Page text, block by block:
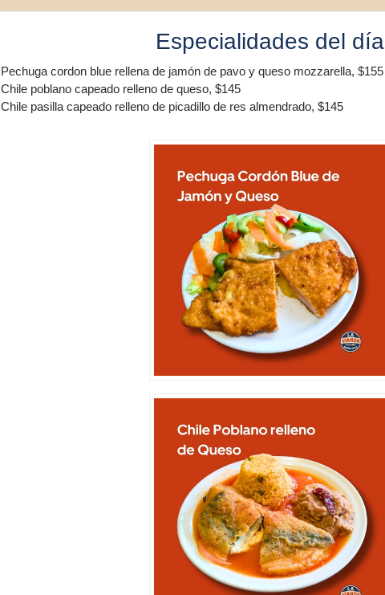
Especialidades del día
Pechuga cordon blue rellena de jamón de pavo y queso mozzarella, $155
Chile poblano capeado relleno de queso, $145
Chile pasilla capeado relleno de picadillo de res almendrado, $145